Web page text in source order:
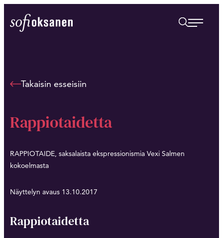
suoraan
sisältöön
Sofi Oksanen
Takaisin esseisiin
Rappiotaidetta
RAPPIOTAIDE, saksalaista ekspressionismia Vexi Salmen
kokoelmasta
Näyttelyn avaus 13.10.2017
Rappiotaidetta